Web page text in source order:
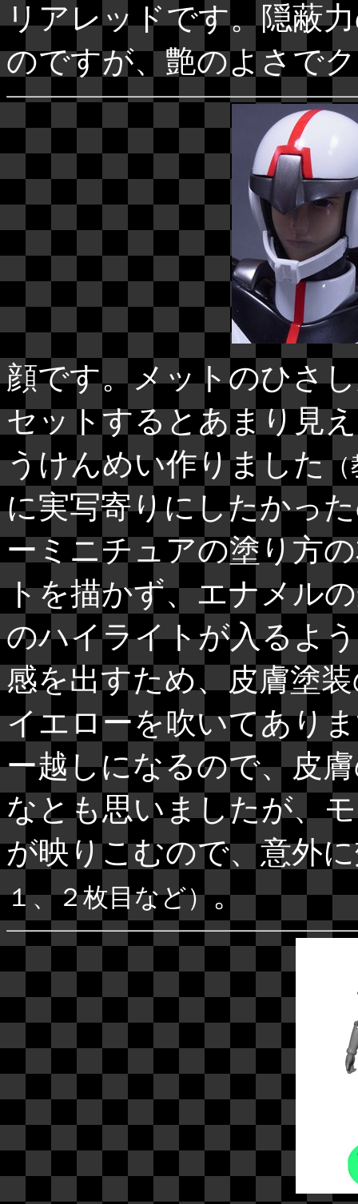
リアレッドです。隠蔽
のですが、艶のよさで
顔です。メットのひさ
セットするとあまり見
うけんめい作りました（
に実写寄りにしたかっ
ーミニチュアの塗り方
トを描かず、エナメル
のハイライトが入るよ
感を出すため、皮膚塗
イエローを吹いてあり
ー越しになるので、皮
なとも思いましたが、
が映りこむので、意外
１、２枚目など）。